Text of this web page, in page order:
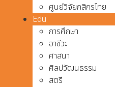
ศูนย์วิจัยกสิกรไทย
Edu
การศึกษา
อาชีวะ
ศาสนา
ศิลปวัฒนธรรม
สตรี